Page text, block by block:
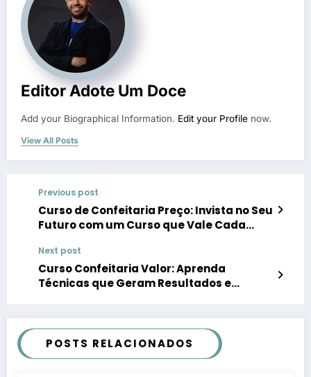
Editor Adote Um Doce
Add your Biographical Information. Edit your Profile now.
View All Posts
Previous post
Curso de Confeitaria Preço: Invista no Seu
Futuro com um Curso que Vale Cada
Next post
Curso Confeitaria Valor: Aprenda
Técnicas que Geram Resultados e
POSTS RELACIONADOS